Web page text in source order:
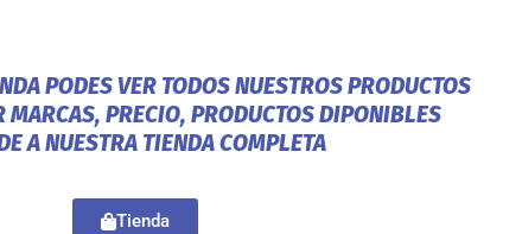
PODES VER TODOS NUESTROS PRODUCTOS
MARCAS, PRECIO, PRODUCTOS DIPONIBLES
A NUESTRA TIENDA COMPLETA
Tienda